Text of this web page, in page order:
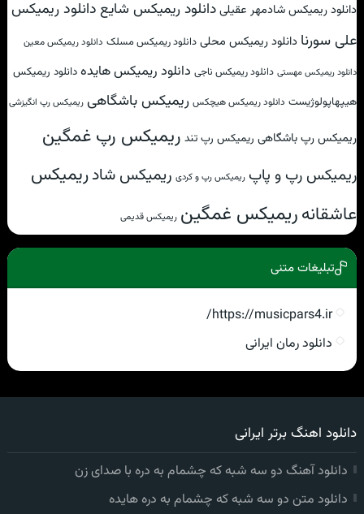
دانلود ریمیکس شادمهر عقیلیدانلود ریمیکس شایعدانلود ریمیکس
علی سورنا دانلود ریمیکس محلی دانلود ریمیکس مسلک دانلود ریمیکس معین
دانلود ریمیکس مهستی دانلود ریمیکس ناجی دانلود ریمیکس هایدهدانلود ریمیکس
هیپهاپولوژیست دانلود ریمیکس هیچکس ریمیکس باشگاهی ریمیکس رپ انگیزشی
ریمیکس رپ باشگاهی ریمیکس رپ تند ریمیکس رپ غمگین
ریمیکس رپ و پاپ ریمیکس رپ و کردی ریمیکس شادریمیکس
عاشقانهریمیکس غمگین ریمیکس قدیمی
تبلیغات متنی
https://musicpars4.ir/
دانلود رمان ایرانی
دانلود اهنگ برتر ایرانی
دانلود آهنگ دو سه شبه که چشمام به دره با صدای زن
دانلود متن دو سه شبه که چشمام به دره هایده